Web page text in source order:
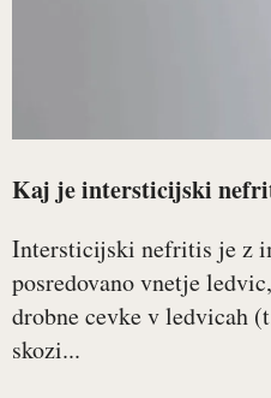
Kaj je intersticijski
Intersticijski nefritis je z
posredovano vnetje
drobne cevke v ledvicah
skozi...